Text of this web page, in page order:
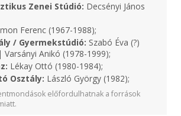
Zenei Stúdió: Decsényi János
Ferenc (1967-1988);
/ Gyermekstúdió: Szabó Éva (?)
Anikó (1978-1999);
Lékay Ottó (1980-1984);
Osztály: László György (1982);
előfordulhatnak a források